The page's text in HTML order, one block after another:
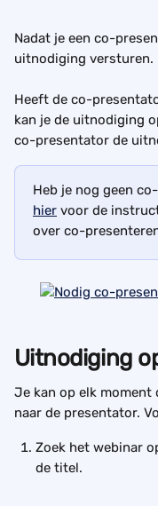
Nadat je een co-
uitnodiging versturen.
Heeft de co-
kan je de uitnodiging
co-presentator de
Heb je nog geen
hier voor de
over co-
Uitnodiging
Je kan op elk
naar de presentator.
Zoek het webinar
de titel.